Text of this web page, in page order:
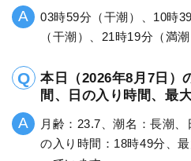
03時59分（干潮）、10時
（干潮）、21時19分（満潮
本日（2026年8月7日）
間、日の入り時間、最
月齢：23.7、潮名：長潮
の入り時間：18時49分、